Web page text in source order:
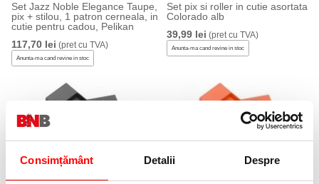
Consimțământ Detalii Despre
Set Jazz Noble Elegance Taupe,
pix + stilou, 1 patron cerneala, in
cutie pentru cadou, Pelikan
117,70 lei (pret cu TVA)
Anunta-ma cand revine in stoc
Set pix si roller in cutie asortata
Colorado alb
39,99 lei (pret cu TVA)
Anunta-ma cand revine in stoc